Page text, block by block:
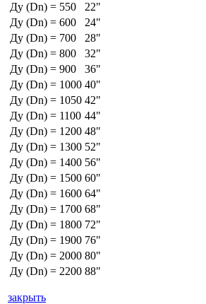
Ду (Dn) = 550
22"
Ду (Dn) = 600
24"
Ду (Dn) = 700
28"
Ду (Dn) = 800
32"
Ду (Dn) = 900
36"
Ду (Dn) = 1000 40"
Ду (Dn) = 1050 42"
Ду (Dn) = 1100 44"
Ду (Dn) = 1200 48"
Ду (Dn) = 1300 52"
Ду (Dn) = 1400 56"
Ду (Dn) = 1500 60"
Ду (Dn) = 1600 64"
Ду (Dn) = 1700 68"
Ду (Dn) = 1800 72"
Ду (Dn) = 1900 76"
Ду (Dn) = 2000 80"
Ду (Dn) = 2200 88"
закрыть